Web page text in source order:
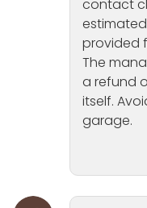
contact
estimated
provided
The
a refund
itself.
garage.